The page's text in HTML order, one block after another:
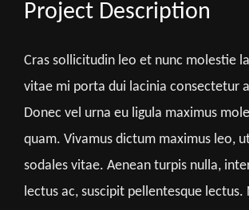
Project Description
Cras sollicitudin leo et nunc molestie
vitae mi porta dui lacinia consectetur
Donec vel urna eu ligula maximus
quam. Vivamus dictum maximus leo,
sodales vitae. Aenean turpis nulla,
lectus ac, suscipit pellentesque